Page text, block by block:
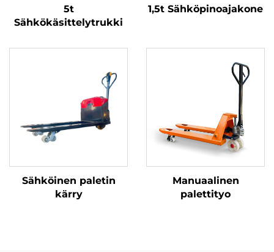
5t
Sähkökäsittelytrukki
1,5t Sähköpinoajakone
Sähköinen paletin
kärry
Manuaalinen
palettityo